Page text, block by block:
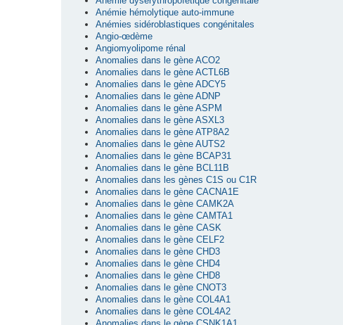
Anémie hémolytique auto-immune
Anémies sidéroblastiques congénitales
Angio-œdème
Angiomyolipome rénal
Anomalies dans le gène ACO2
Anomalies dans le gène ACTL6B
Anomalies dans le gène ADCY5
Anomalies dans le gène ADNP
Anomalies dans le gène ASPM
Anomalies dans le gène ASXL3
Anomalies dans le gène ATP8A2
Anomalies dans le gène AUTS2
Anomalies dans le gène BCAP31
Anomalies dans le gène BCL11B
Anomalies dans les gènes C1S ou C1R
Anomalies dans le gène CACNA1E
Anomalies dans le gène CAMK2A
Anomalies dans le gène CAMTA1
Anomalies dans le gène CASK
Anomalies dans le gène CELF2
Anomalies dans le gène CHD3
Anomalies dans le gène CHD4
Anomalies dans le gène CHD8
Anomalies dans le gène CNOT3
Anomalies dans le gène COL4A1
Anomalies dans le gène COL4A2